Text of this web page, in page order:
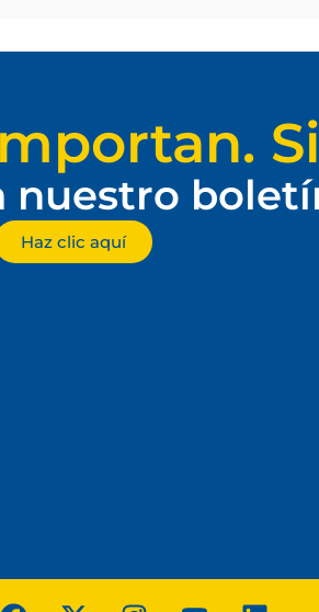
nuestro
Haz clic aquí